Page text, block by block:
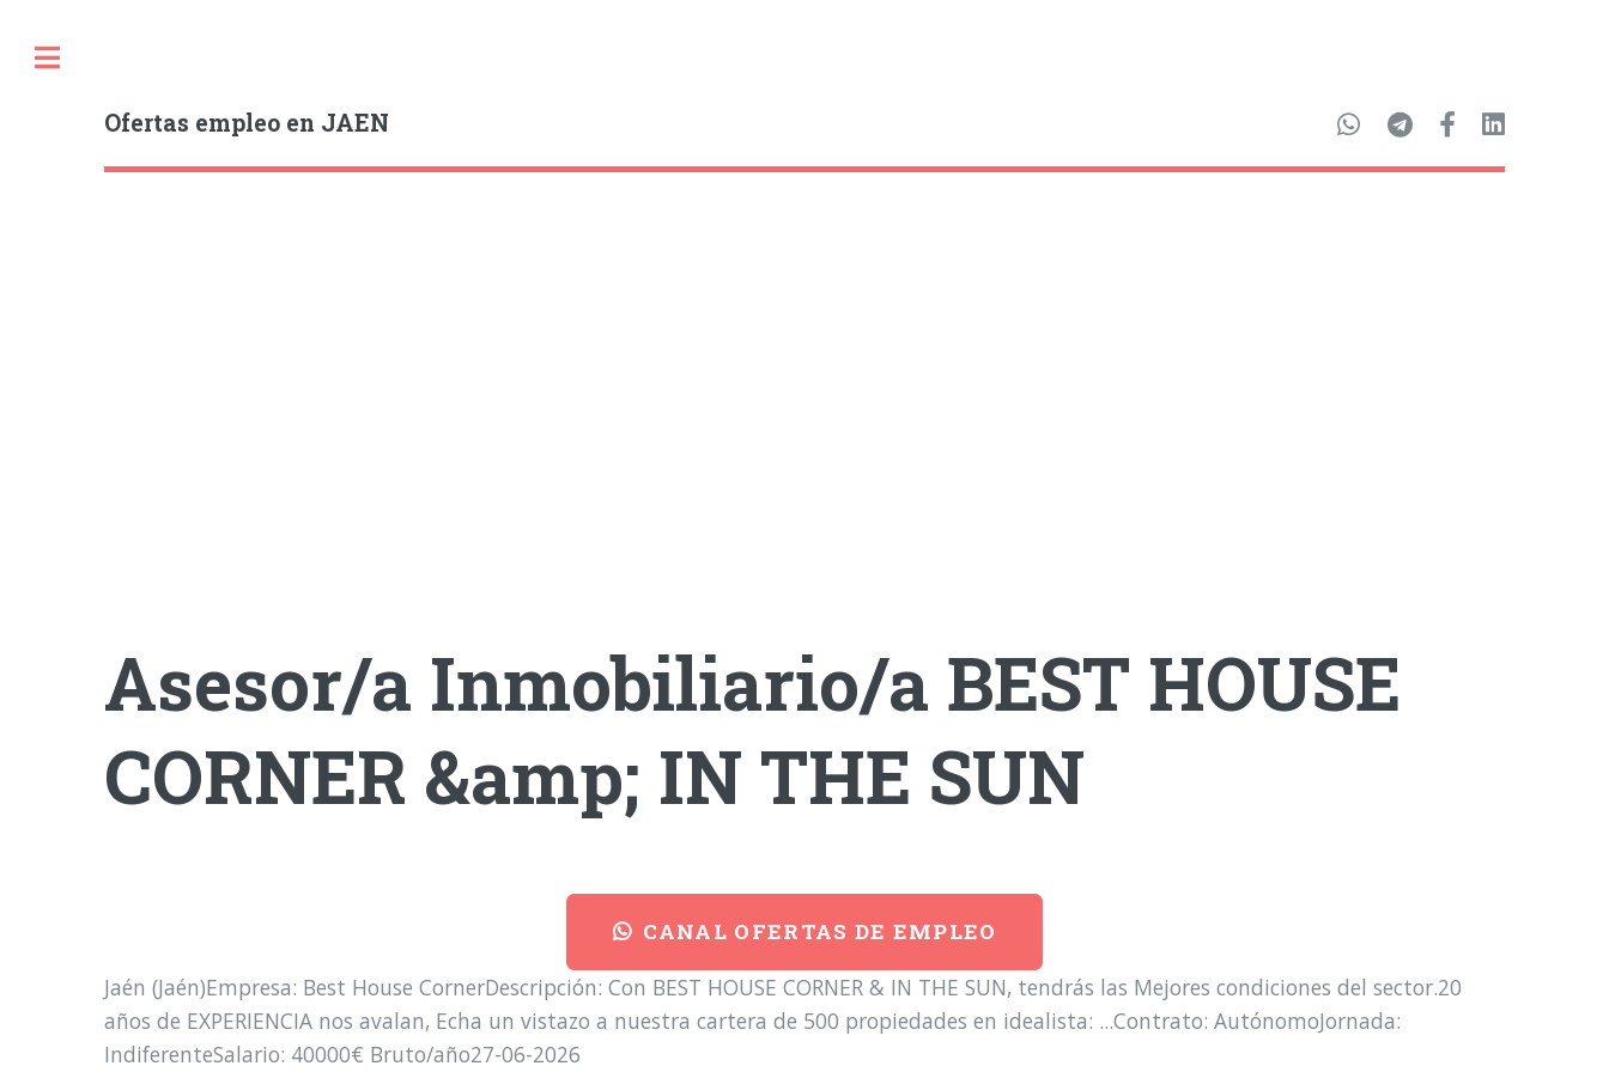
Ofertas empleo en JAEN
Asesor/a Inmobiliario/a BEST HOUSE
CORNER &amp; IN THE SUN
CANAL OFERTAS DE EMPLEO
Jaén (Jaén)Empresa: Best House CornerDescripción: Con BEST HOUSE CORNER & IN THE SUN, tendrás las Mejores condiciones del sector.20
años de EXPERIENCIA nos avalan, Echa un vistazo a nuestra cartera de 500 propiedades en idealista: ...Contrato: AutónomoJornada:
IndiferenteSalario: 40000€ Bruto/año27-06-2026